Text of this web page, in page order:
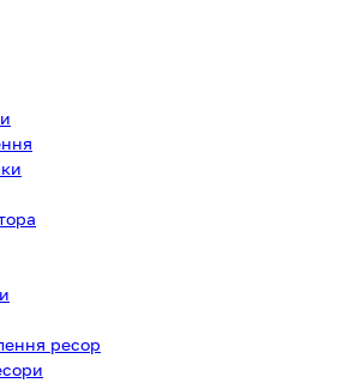
ресор